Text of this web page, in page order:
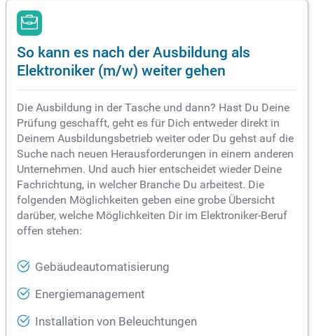
So kann es nach der Ausbildung als
Elektroniker (m/w) weiter gehen
Die Ausbildung in der Tasche und dann? Hast Du Deine
Prüfung geschafft, geht es für Dich entweder direkt in
Deinem Ausbildungsbetrieb weiter oder Du gehst auf die
Suche nach neuen Herausforderungen in einem anderen
Unternehmen. Und auch hier entscheidet wieder Deine
Fachrichtung, in welcher Branche Du arbeitest. Die
folgenden Möglichkeiten geben eine grobe Übersicht
darüber, welche Möglichkeiten Dir im Elektroniker-Beruf
offen stehen:
Gebäudeautomatisierung
Energiemanagement
Installation von Beleuchtungen